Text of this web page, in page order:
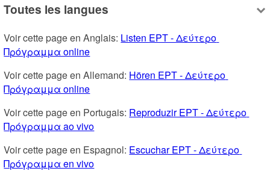
Toutes les langues
Voir cette page en Anglais: Listen ΕΡΤ - Δεύτερο
Πρόγραμμα online
Voir cette page en Allemand: Hören ΕΡΤ - Δεύτερο
Πρόγραμμα online
Voir cette page en Portugais: Reproduzir ΕΡΤ - Δεύτερο
Πρόγραμμα ao vivo
Voir cette page en Espagnol: Escuchar ΕΡΤ - Δεύτερο
Πρόγραμμα en vivo